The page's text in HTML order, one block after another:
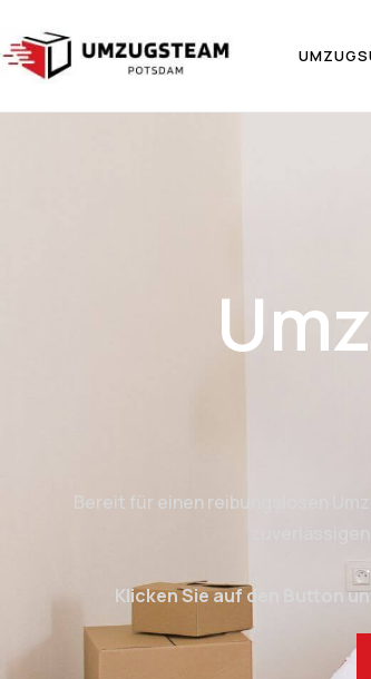
Bereit für einen reibungslosen
Klicken Sie auf den Button